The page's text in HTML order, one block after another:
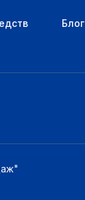
Блог